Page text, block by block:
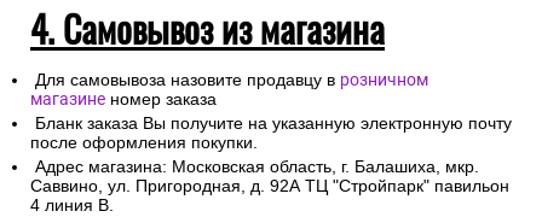
4. Самовывоз из магазина
Для самовывоза назовите продавцу в розничном
магазине номер заказа
Бланк заказа Вы получите на указанную электронную почту
после оформления покупки.
Адрес магазина: Московская область, г. Балашиха, мкр.
Саввино, ул. Пригородная, д. 92А ТЦ "Стройпарк" павильон
4 линия В.